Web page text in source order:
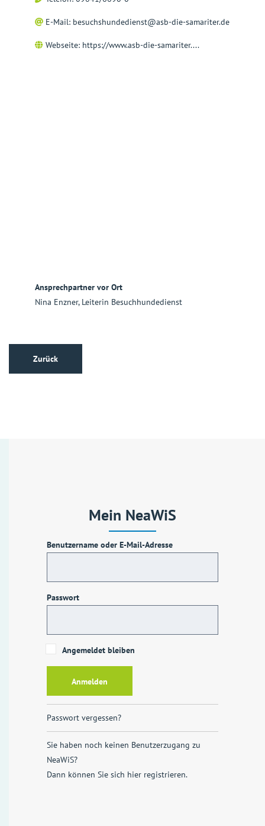
E-Mail: besuchshundedienst@asb-die-samariter.de
Webseite: https://www.asb-die-samariter....
Ansprechpartner vor Ort
Nina Enzner, Leiterin Besuchhundedienst
Zurück
Mein NeaWiS
Benutzername oder E-Mail-Adresse
Passwort
Angemeldet bleiben
Passwort vergessen?
Sie haben noch keinen Benutzerzugang zu
NeaWiS?
Dann können Sie sich hier registrieren.